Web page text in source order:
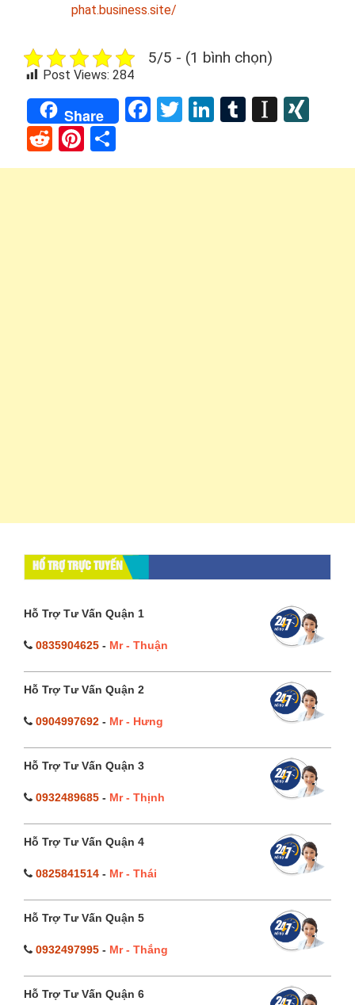
phat.business.site/
5/5 - (1 bình chọn)
Post Views: 284
Share Facebook
TwitterLinkedIn
Tumblr
RedditPinterest
HỔ TRỢ TRỰC TUYẾN
Hỗ Trợ Tư Vấn Quận 1
0835904625 - Mr - Thuận
Hỗ Trợ Tư Vấn Quận 2
0904997692 - Mr - Hưng
Hỗ Trợ Tư Vấn Quận 3
0932489685 - Mr - Thịnh
Hỗ Trợ Tư Vấn Quận 4
0825841514 - Mr - Thái
Hỗ Trợ Tư Vấn Quận 5
0932497995 - Mr - Thắng
Hỗ Trợ Tư Vấn Quận 6